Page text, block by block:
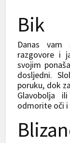
Bik
Danas vam
razgovore i
svojim
dosljedni.
poruku, dok
Glavobolja
odmorite oči i